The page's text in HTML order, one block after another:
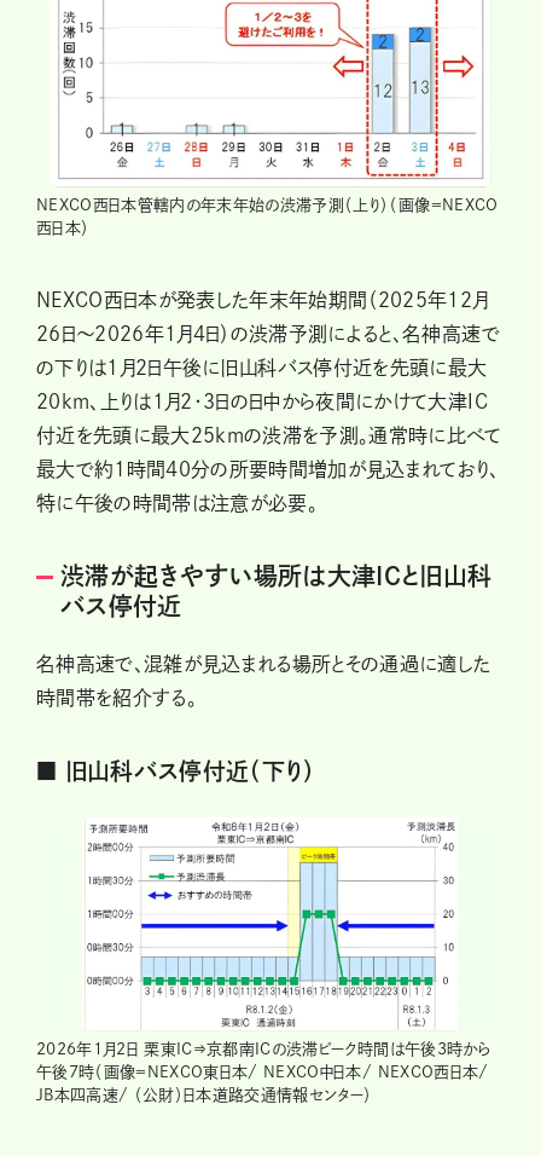
NEXCO西日本管轄内の年末年始の渋滞予測（上り）（画像＝NEXCO
西日本）
NEXCO西日本が発表した年末年始期間（2025年12月
26日〜2026年1月4日）の渋滞予測によると、名神高速で
の下りは1月2日午後に旧山科バス停付近を先頭に最大
20km、上りは1月2・3日の日中から夜間にかけて大津IC
付近を先頭に最大25kmの渋滞を予測。通常時に比べて
最大で約1時間40分の所要時間増加が見込まれており、
特に午後の時間帯は注意が必要。
渋滞が起きやすい場所は大津ICと旧山科
バス停付近
名神高速で、混雑が見込まれる場所とその通過に適した
時間帯を紹介する。
■ 旧山科バス停付近（下り）
2026年1月2日 栗東IC⇒京都南ICの渋滞ピーク時間は午後3時から
午後7時（画像＝NEXCO東日本/ NEXCO中日本/ NEXCO西日本/
JB本四高速/ （公財）日本道路交通情報センター）